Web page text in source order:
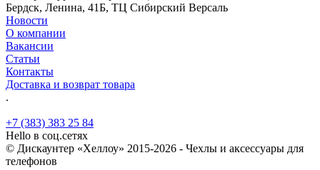
Бердск, Ленина, 41Б, ТЦ Сибирский Версаль
Новости
О компании
Вакансии
Статьи
Контакты
Доставка и возврат товара
.
+7 (383) 383 25 84
Hello в соц.сетях
© Дискаунтер «Хеллоу» 2015-2026 - Чехлы и аксессуары для
телефонов